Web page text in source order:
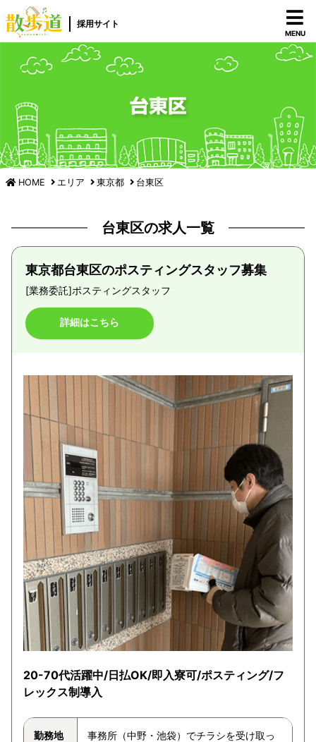
採用サイト
MENU
台東区
HOME エリア 東京都 台東区
台東区の求人一覧
東京都台東区のポスティングスタッフ募集
[業務委託]ポスティングスタッフ
詳細はこちら
20-70代活躍中/日払OK/即入寮可/ポスティング/フ
レックス制導入
勤務地
事務所（中野・池袋）でチラシを受け取っ